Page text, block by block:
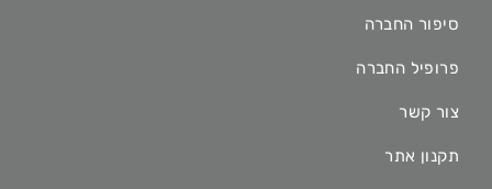
סיפור החברה
פרופיל החברה
צור קשר
תקנון אתר